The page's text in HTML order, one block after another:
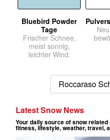
Bluebird Powder
Tage
Frischer Schnee,
meist sonnig,
leichter Wind.
Roccaraso